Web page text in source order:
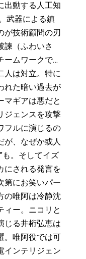
出動する人工知
武器による鎮
が技術顧問の刃
諫（ふわいさ
ームワークで…
人は対立。特に
れた暗い過去が
マギアは悪だと
ジェンスを攻撃
フルに演じるの
が、なぜか或人
も。そしてイズ
にされる発言を
第にお笑いパー
の唯阿は冷静沈
ィー。ニコリと
じる井桁弘恵は
。唯阿役では可
インテリジェン